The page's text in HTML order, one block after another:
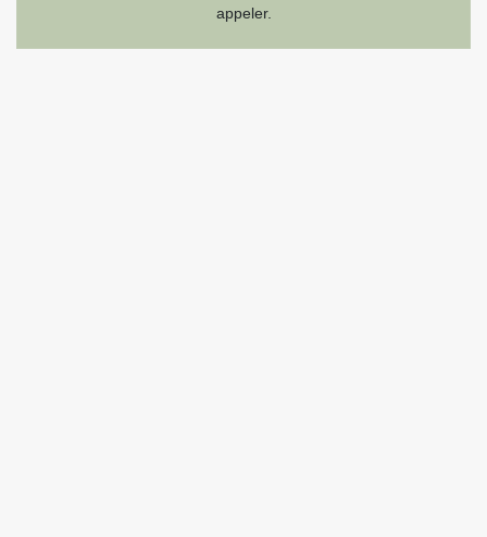
appeler.